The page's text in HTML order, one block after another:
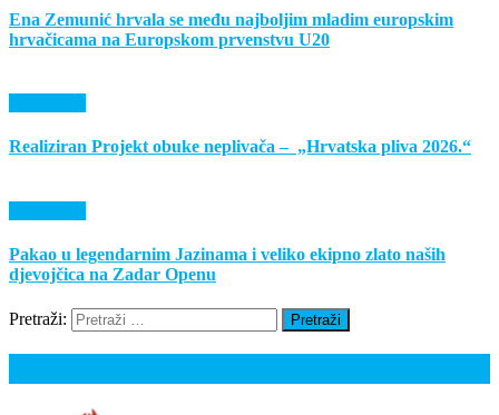
Ena Zemunić hrvala se među najboljim mladim europskim
hrvačicama na Europskom prvenstvu U20
Realiziran Projekt obuke neplivača – „Hrvatska pliva 2026.“
Pakao u legendarnim Jazinama i veliko ekipno zlato naših
djevojčica na Zadar Openu
Pretraži: